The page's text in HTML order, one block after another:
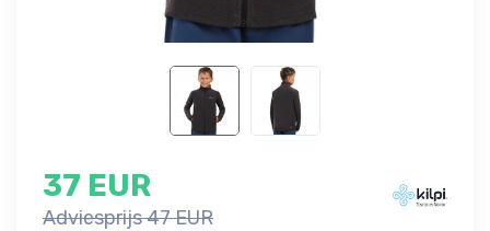
37 EUR
Adviesprijs 47 EUR